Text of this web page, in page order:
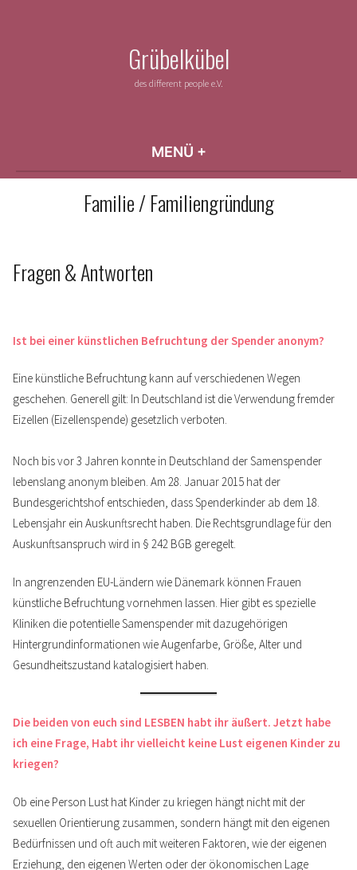
Grübelkübel
des different people e.V.
MENÜ +
Familie / Familiengründung
Fragen & Antworten
Ist bei einer künstlichen Befruchtung der Spender anonym?
Eine künstliche Befruchtung kann auf verschiedenen Wegen
geschehen. Generell gilt: In Deutschland ist die Verwendung fremder
Eizellen (Eizellenspende) gesetzlich verboten.
Noch bis vor 3 Jahren konnte in Deutschland der Samenspender
lebenslang anonym bleiben. Am 28. Januar 2015 hat der
Bundesgerichtshof entschieden, dass Spenderkinder ab dem 18.
Lebensjahr ein Auskunftsrecht haben. Die Rechtsgrundlage für den
Auskunftsanspruch wird in § 242 BGB geregelt.
In angrenzenden EU-Ländern wie Dänemark können Frauen
künstliche Befruchtung vornehmen lassen. Hier gibt es spezielle
Kliniken die potentielle Samenspender mit dazugehörigen
Hintergrundinformationen wie Augenfarbe, Größe, Alter und
Gesundheitszustand katalogisiert haben.
Die beiden von euch sind LESBEN habt ihr äußert. Jetzt habe
ich eine Frage, Habt ihr vielleicht keine Lust eigenen Kinder zu
kriegen?
Ob eine Person Lust hat Kinder zu kriegen hängt nicht mit der
sexuellen Orientierung zusammen, sondern hängt mit den eigenen
Bedürfnissen und oft auch mit weiteren Faktoren, wie der eigenen
Erziehung, den eigenen Werten oder der ökonomischen Lage